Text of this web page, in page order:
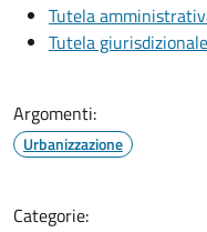
Tutela
Tutela giurisdizionale
Argomenti:
Urbanizzazione
Categorie: